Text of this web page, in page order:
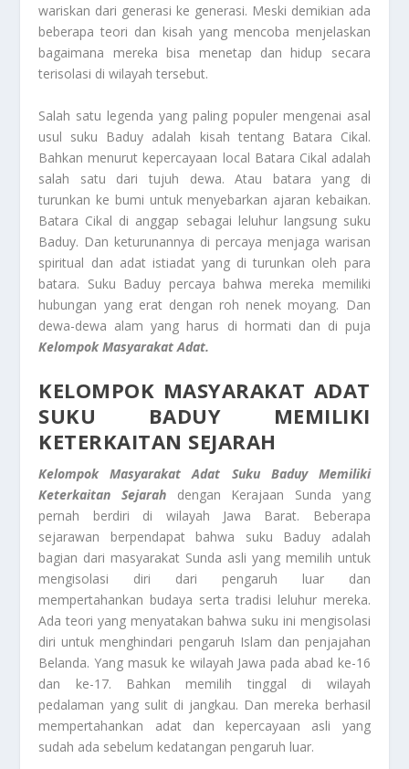
wariskan dari generasi ke generasi. Meski demikian ada
beberapa teori dan kisah yang mencoba menjelaskan
bagaimana mereka bisa menetap dan hidup secara
terisolasi di wilayah tersebut.
Salah satu legenda yang paling populer mengenai asal
usul suku Baduy adalah kisah tentang Batara Cikal.
Bahkan menurut kepercayaan local Batara Cikal adalah
salah satu dari tujuh dewa. Atau batara yang di
turunkan ke bumi untuk menyebarkan ajaran kebaikan.
Batara Cikal di anggap sebagai leluhur langsung suku
Baduy. Dan keturunannya di percaya menjaga warisan
spiritual dan adat istiadat yang di turunkan oleh para
batara. Suku Baduy percaya bahwa mereka memiliki
hubungan yang erat dengan roh nenek moyang. Dan
dewa-dewa alam yang harus di hormati dan di puja
Kelompok Masyarakat Adat.
KELOMPOK MASYARAKAT ADAT
SUKU BADUY MEMILIKI
KETERKAITAN SEJARAH
Kelompok Masyarakat Adat
Suku Baduy Memiliki
Keterkaitan Sejarah dengan Kerajaan Sunda yang
pernah berdiri di wilayah Jawa Barat. Beberapa
sejarawan berpendapat bahwa suku Baduy adalah
bagian dari masyarakat Sunda asli yang memilih untuk
mengisolasi diri dari pengaruh luar dan
mempertahankan budaya serta tradisi leluhur mereka.
Ada teori yang menyatakan bahwa suku ini mengisolasi
diri untuk menghindari pengaruh Islam dan penjajahan
Belanda. Yang masuk ke wilayah Jawa pada abad ke-16
dan ke-17. Bahkan memilih tinggal di wilayah
pedalaman yang sulit di jangkau. Dan mereka berhasil
mempertahankan adat dan kepercayaan asli yang
sudah ada sebelum kedatangan pengaruh luar.